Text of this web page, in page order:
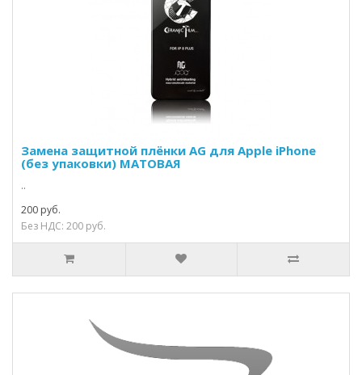
Замена защитной плёнки AG для Apple iPhone
(без упаковки) МАТОВАЯ
..
200 руб.
Без НДС: 200 руб.